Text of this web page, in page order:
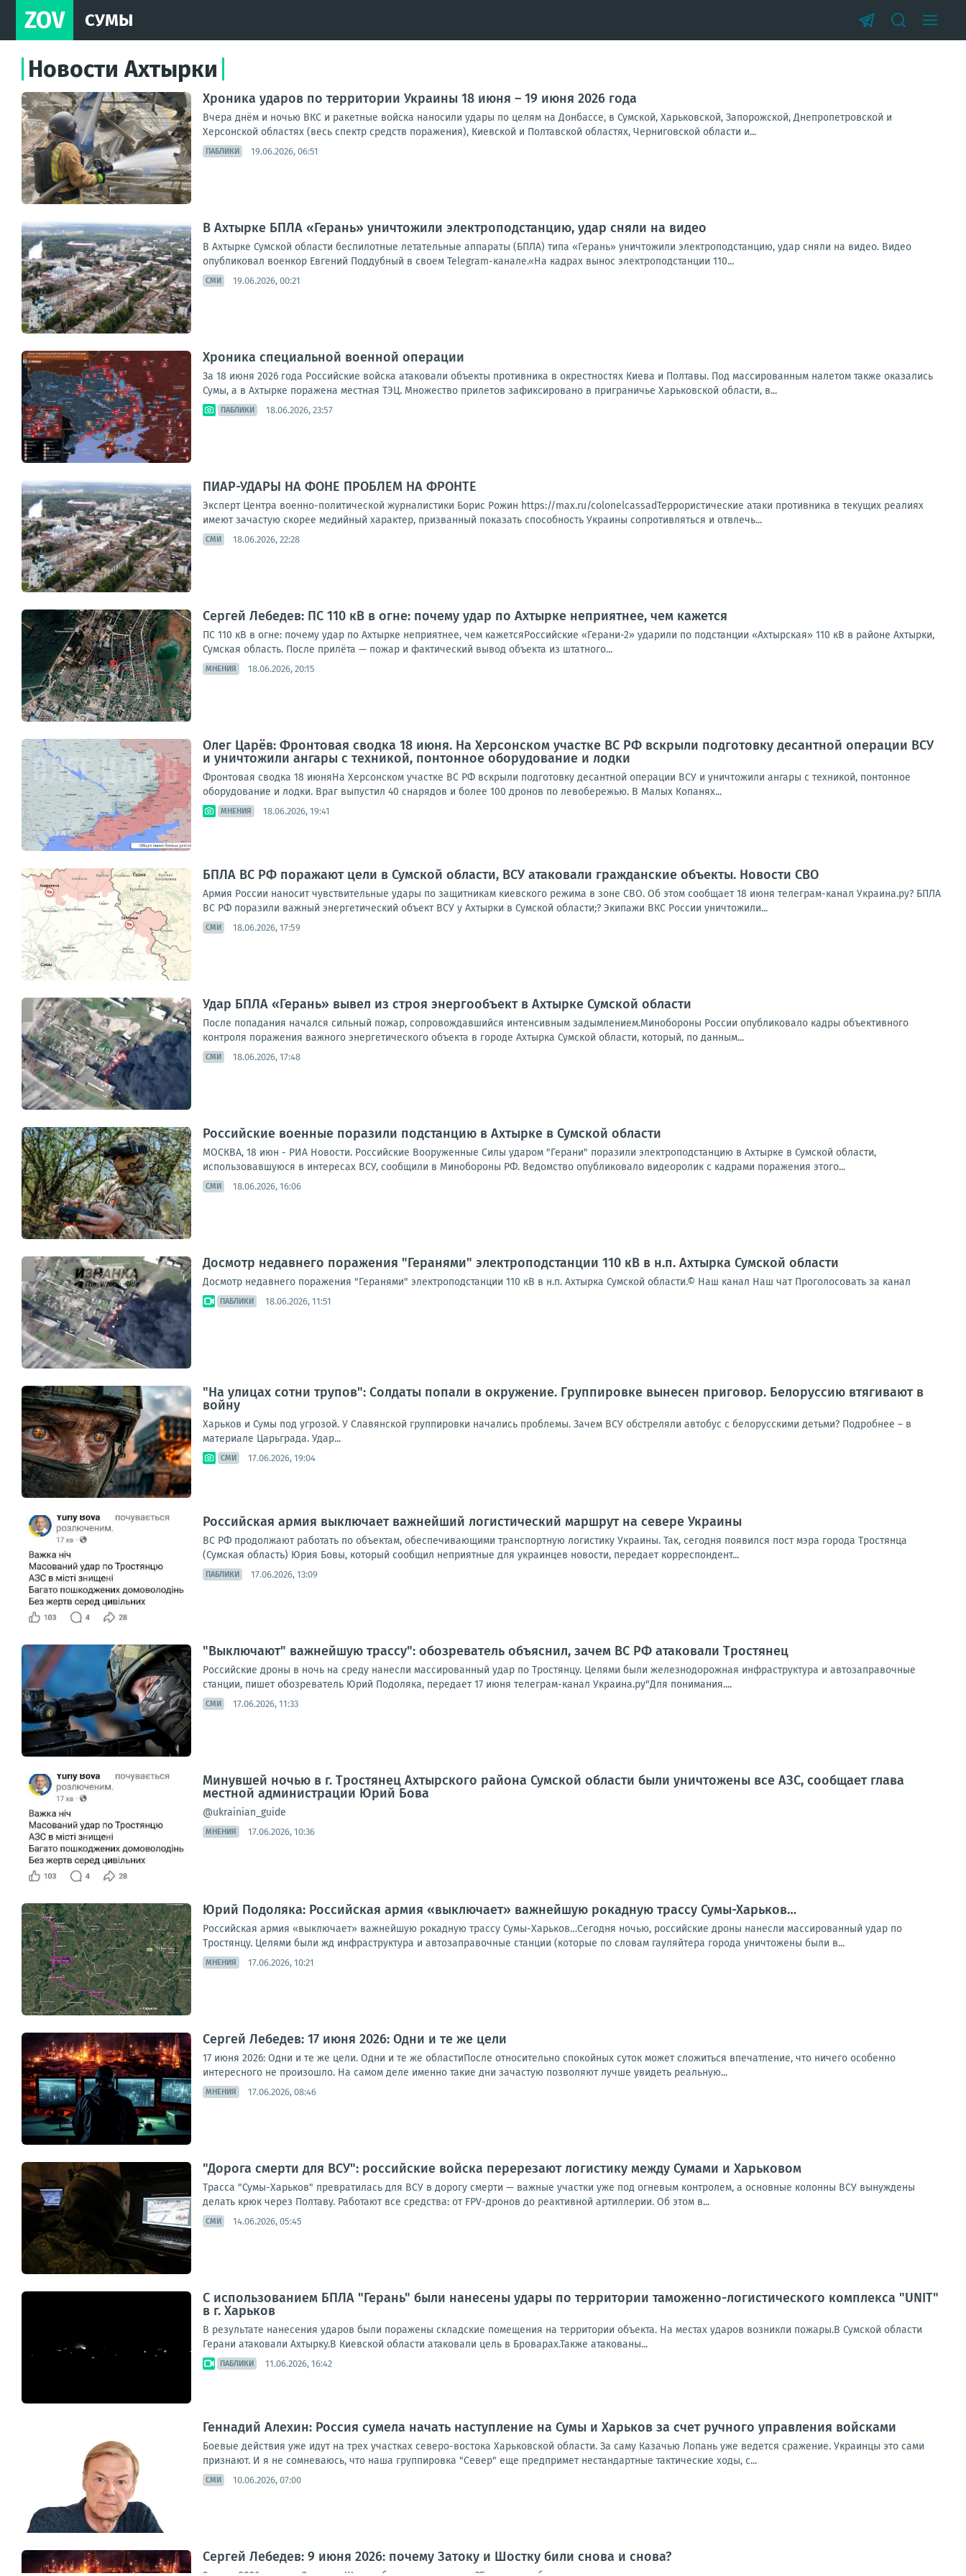
ZOV СУМЫ
Новости Ахтырки
Хроника ударов по территории Украины 18 июня – 19 июня 2026 года
Вчера днём и ночью ВКС и ракетные войска наносили удары по целям на Донбассе, в Сумской, Харьковской, Запорожской, Днепропетровской и
Херсонской областях (весь спектр средств поражения), Киевской и Полтавской областях, Черниговской области и...
ПАБЛИКИ 19.06.2026, 06:51
В Ахтырке БПЛА «Герань» уничтожили электроподстанцию, удар сняли на видео
В Ахтырке Сумской области беспилотные летательные аппараты (БПЛА) типа «Герань» уничтожили электроподстанцию, удар сняли на видео. Видео
опубликовал военкор Евгений Поддубный в своем Telegram-канале.«На кадрах вынос электроподстанции 110...
СМИ 19.06.2026, 00:21
Хроника специальной военной операции
За 18 июня 2026 года Российские войска атаковали объекты противника в окрестностях Киева и Полтавы. Под массированным налетом также оказались
Сумы, а в Ахтырке поражена местная ТЭЦ. Множество прилетов зафиксировано в приграничье Харьковской области, в...
ПАБЛИКИ 18.06.2026, 23:57
ПИАР-УДАРЫ НА ФОНЕ ПРОБЛЕМ НА ФРОНТЕ
Эксперт Центра военно-политической журналистики Борис Рожин https://max.ru/colonelcassadТеррористические атаки противника в текущих реалиях
имеют зачастую скорее медийный характер, призванный показать способность Украины сопротивляться и отвлечь...
СМИ 18.06.2026, 22:28
Сергей Лебедев: ПС 110 кВ в огне: почему удар по Ахтырке неприятнее, чем кажется
ПС 110 кВ в огне: почему удар по Ахтырке неприятнее, чем кажетсяРоссийские «Герани-2» ударили по подстанции «Ахтырская» 110 кВ в районе Ахтырки,
Сумская область. После прилёта — пожар и фактический вывод объекта из штатного...
МНЕНИЯ 18.06.2026, 20:15
Олег Царёв: Фронтовая сводка 18 июня. На Херсонском участке ВС РФ вскрыли подготовку десантной операции ВСУ
и уничтожили ангары с техникой, понтонное оборудование и лодки
Фронтовая сводка 18 июняНа Херсонском участке ВС РФ вскрыли подготовку десантной операции ВСУ и уничтожили ангары с техникой, понтонное
оборудование и лодки. Враг выпустил 40 снарядов и более 100 дронов по левобережью. В Малых Копанях...
МНЕНИЯ 18.06.2026, 19:41
БПЛА ВС РФ поражают цели в Сумской области, ВСУ атаковали гражданские объекты. Новости СВО
Армия России наносит чувствительные удары по защитникам киевского режима в зоне СВО. Об этом сообщает 18 июня телеграм-канал Украина.ру? БПЛА
ВС РФ поразили важный энергетический объект ВСУ у Ахтырки в Сумской области;? Экипажи ВКС России уничтожили...
СМИ 18.06.2026, 17:59
Удар БПЛА «Герань» вывел из строя энергообъект в Ахтырке Сумской области
После попадания начался сильный пожар, сопровождавшийся интенсивным задымлением.Минобороны России опубликовало кадры объективного
контроля поражения важного энергетического объекта в городе Ахтырка Сумской области, который, по данным...
СМИ 18.06.2026, 17:48
Российские военные поразили подстанцию в Ахтырке в Сумской области
МОСКВА, 18 июн - РИА Новости. Российские Вооруженные Силы ударом "Герани" поразили электроподстанцию в Ахтырке в Сумской области,
использовавшуюся в интересах ВСУ, сообщили в Минобороны РФ. Ведомство опубликовало видеоролик с кадрами поражения этого...
СМИ 18.06.2026, 16:06
Досмотр недавнего поражения "Геранями" электроподстанции 110 кВ в н.п. Ахтырка Сумской области
Досмотр недавнего поражения "Геранями" электроподстанции 110 кВ в н.п. Ахтырка Сумской области.© Наш канал Наш чат Проголосовать за канал
ПАБЛИКИ 18.06.2026, 11:51
"На улицах сотни трупов": Солдаты попали в окружение. Группировке вынесен приговор. Белоруссию втягивают в
войну
Харьков и Сумы под угрозой. У Славянской группировки начались проблемы. Зачем ВСУ обстреляли автобус с белорусскими детьми? Подробнее – в
материале Царьграда. Удар...
СМИ 17.06.2026, 19:04
Российская армия выключает важнейший логистический маршрут на севере Украины
ВС РФ продолжают работать по объектам, обеспечивающими транспортную логистику Украины. Так, сегодня появился пост мэра города Тростянца
(Сумская область) Юрия Бовы, который сообщил неприятные для украинцев новости, передает корреспондент...
ПАБЛИКИ 17.06.2026, 13:09
"Выключают" важнейшую трассу": обозреватель объяснил, зачем ВС РФ атаковали Тростянец
Российские дроны в ночь на среду нанесли массированный удар по Тростянцу. Целями были железнодорожная инфраструктура и автозаправочные
станции, пишет обозреватель Юрий Подоляка, передает 17 июня телеграм-канал Украина.ру"Для понимания....
СМИ 17.06.2026, 11:33
Минувшей ночью в г. Тростянец Ахтырского района Сумской области были уничтожены все АЗС, сообщает глава
местной администрации Юрий Бова
@ukrainian_guide
МНЕНИЯ 17.06.2026, 10:36
Юрий Подоляка: Российская армия «выключает» важнейшую рокадную трассу Сумы-Харьков…
Российская армия «выключает» важнейшую рокадную трассу Сумы-Харьков…Сегодня ночью, российские дроны нанесли массированный удар по
Тростянцу. Целями были жд инфраструктура и автозаправочные станции (которые по словам гауляйтера города уничтожены были в...
МНЕНИЯ 17.06.2026, 10:21
Сергей Лебедев: 17 июня 2026: Одни и те же цели
17 июня 2026: Одни и те же цели. Одни и те же областиПосле относительно спокойных суток может сложиться впечатление, что ничего особенно
интересного не произошло. На самом деле именно такие дни зачастую позволяют лучше увидеть реальную...
МНЕНИЯ 17.06.2026, 08:46
"Дорога смерти для ВСУ": российские войска перерезают логистику между Сумами и Харьковом
Трасса "Сумы-Харьков" превратилась для ВСУ в дорогу смерти — важные участки уже под огневым контролем, а основные колонны ВСУ вынуждены
делать крюк через Полтаву. Работают все средства: от FPV-дронов до реактивной артиллерии. Об этом в...
СМИ 14.06.2026, 05:45
С использованием БПЛА "Герань" были нанесены удары по территории таможенно-логистического комплекса "UNIT"
в г. Харьков
В результате нанесения ударов были поражены складские помещения на территории объекта. На местах ударов возникли пожары.В Сумской области
Герани атаковали Ахтырку.В Киевской области атаковали цель в Броварах.Также атакованы...
ПАБЛИКИ 11.06.2026, 16:42
Геннадий Алехин: Россия сумела начать наступление на Сумы и Харьков за счет ручного управления войсками
Боевые действия уже идут на трех участках северо-востока Харьковской области. За саму Казачью Лопань уже ведется сражение. Украинцы это сами
признают. И я не сомневаюсь, что наша группировка "Север" еще предпримет нестандартные тактические ходы, с...
СМИ 10.06.2026, 07:00
Сергей Лебедев: 9 июня 2026: почему Затоку и Шостку били снова и снова?